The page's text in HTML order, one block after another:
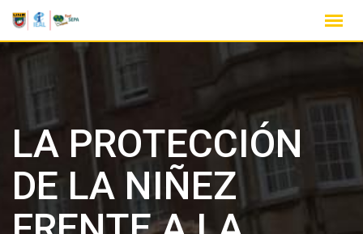
LA PROTECCIÓN
DE LA NIÑEZ